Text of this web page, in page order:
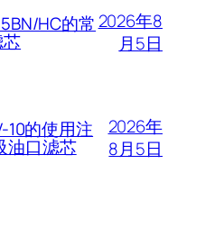
HC的常 2026年8
月5日
10的使用注
油口滤芯
2026年
8月5日